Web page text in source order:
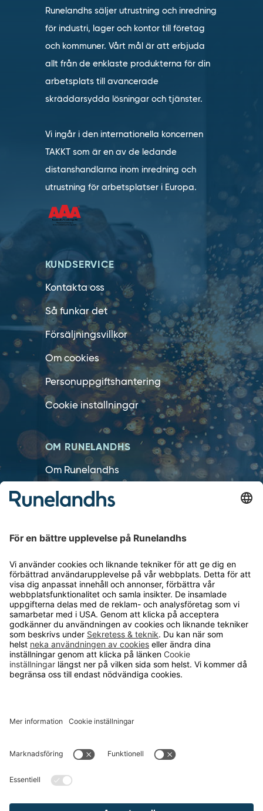
Runelandhs säljer utrustning och inredning
för industri, lager och kontor till företag
och kommuner. Vårt mål är att erbjuda
allt från de enklaste produkterna för din
arbetsplats till avancerade
skräddarsydda lösningar och tjänster.
Vi ingår i den internationella koncernen
TAKKT som är en av de ledande
distanshandlarna inom inredning och
utrustning för arbetsplatser i Europa.
KUNDSERVICE
Kontakta oss
Så funkar det
Försäljningsvillkor
Om cookies
Personuppgiftshantering
Cookie inställningar
OM RUNELANDHS
Om Runelandhs
Köpvillkor
Lediga jobb
Kvalitets- och miljöpolicy
Läsvärt
TELEFON
0480-15940
E-POST